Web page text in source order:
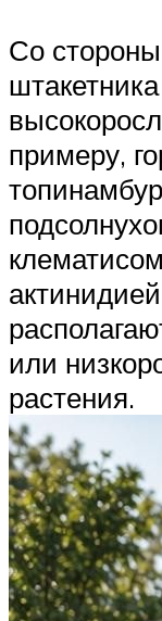
Со
примеру,
или
растения.